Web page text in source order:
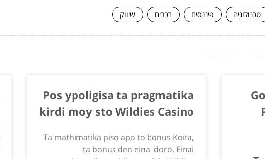
טכנולוגיה פיננסים רכבים שיווק
Pos ypoligisa ta pragmatika
kirdi moy sto Wildies Casino
Ta mathimatika piso apo to bonus Koita,
ta bonus den einai doro. Einai